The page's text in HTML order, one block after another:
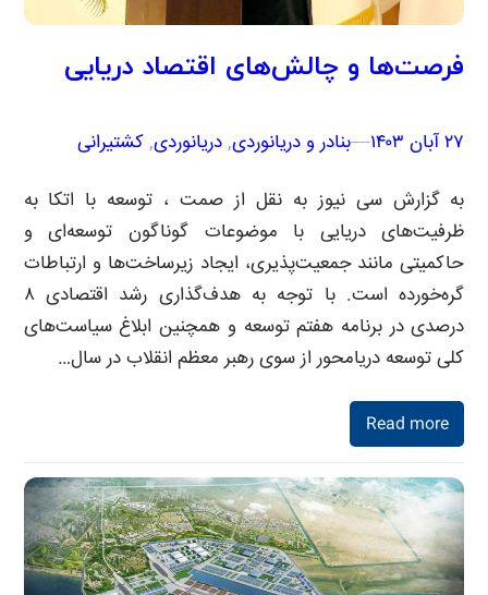
فرصت‌ها و چالش‌های اقتصاد دریایی
۲۷ آبان ۱۴۰۳ –
–بنادر و دریانوردی, دریانوردی, کشتیرانی
به گزارش سی نیوز به نقل از صمت ، توسعه با اتکا به
ظرفیت‌های دریایی با موضوعات گوناگون توسعه‌ای و
حاکمیتی مانند جمعیت‌پذیری، ایجاد زیرساخت‌ها و ارتباطات
گره‌خورده است. با توجه به هدف‌گذاری رشد اقتصادی ۸
درصدی در برنامه هفتم توسعه و همچنین ابلاغ سیاست‌های
کلی توسعه دریامحور از سوی رهبر معظم انقلاب در سال…
Read more